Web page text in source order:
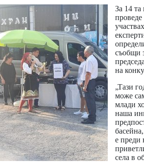
За 14
проведе
съобщи
на
„Тази
може
млади
наша
е преди
села в